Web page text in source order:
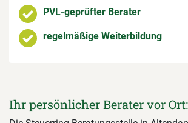
PVL-geprüfter Berater
regelmäßige Weiterbildung
Ihr persönlicher Berater vor Ort: